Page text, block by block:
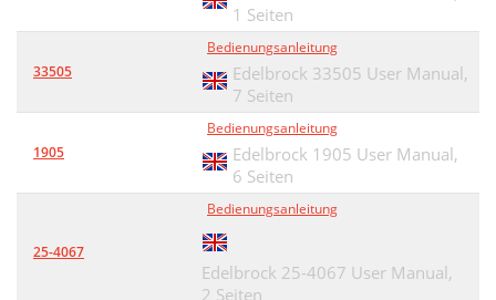
1 Seiten
33505
Bedienungsanleitung
Edelbrock 33505 User Manual,
7 Seiten
1905
Bedienungsanleitung
Edelbrock 1905 User Manual,
6 Seiten
25-4067
Bedienungsanleitung
Edelbrock 25-4067 User Manual,
2 Seiten